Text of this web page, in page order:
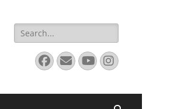
Search
for:
Facebook
EmailYouTube
Instagram